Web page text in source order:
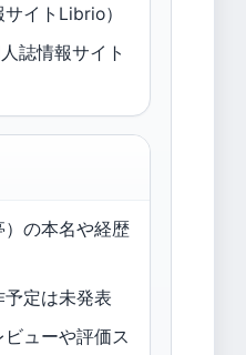
イトLibrio）
誌情報サイト
の本名や経歴
定は未発表
ューや評価ス